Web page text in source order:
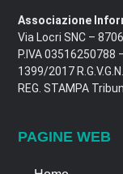
Associazione
Via Locri SNC –
P.IVA
1399/2017
REG. STAMPA
PAGINE WEB